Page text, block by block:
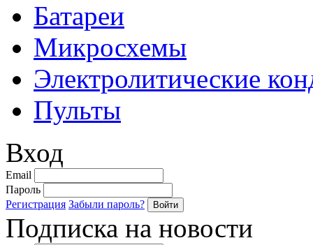
Батареи
Микросхемы
Электролитические
Пульты
Вход
Email
Пароль
Регистрация Забыли пароль?
Подписка на новости